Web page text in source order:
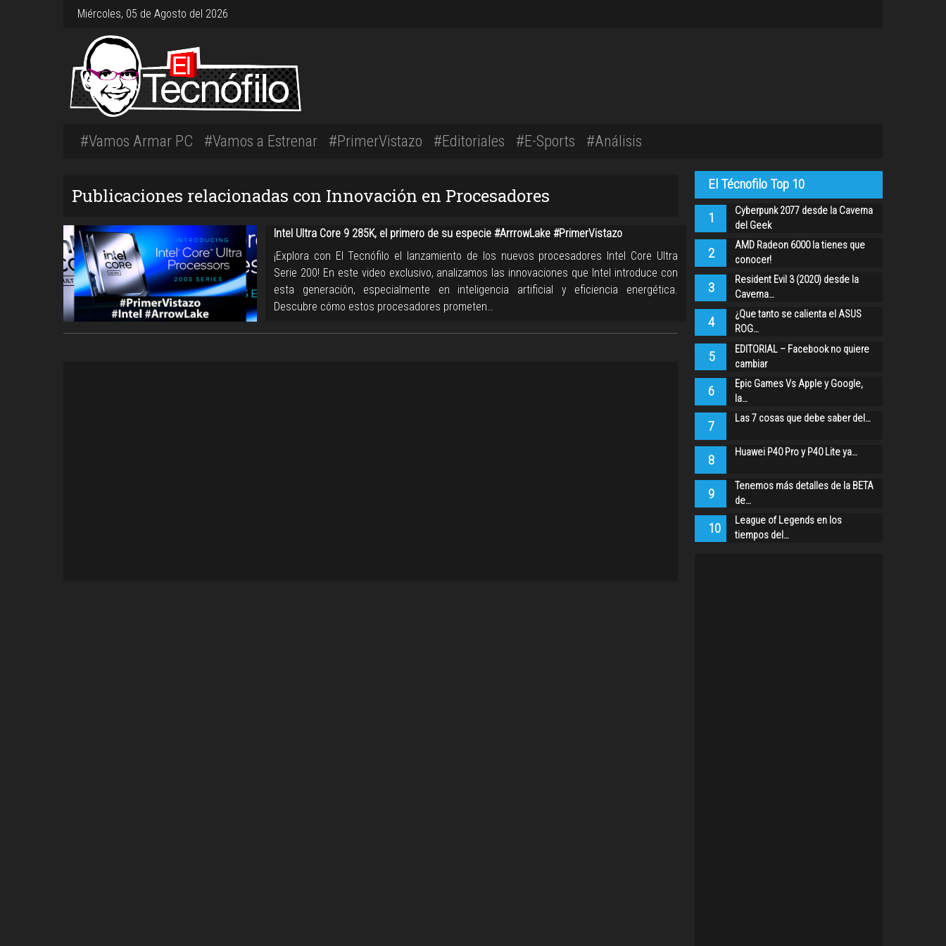
Miércoles, 05 de Agosto del 2026
#Vamos Armar PC #Vamos a Estrenar #PrimerVistazo #Editoriales #E-Sports #Análisis
Publicaciones relacionadas con Innovación en Procesadores
Intel Ultra Core 9 285K, el primero de su especie #ArrrowLake #PrimerVistazo
¡Explora con El Tecnófilo el lanzamiento de los nuevos procesadores Intel Core Ultra
Serie 200! En este video exclusivo, analizamos las innovaciones que Intel introduce con
esta generación, especialmente en inteligencia artificial y eficiencia energética.
Descubre cómo estos procesadores prometen…
El Técnofilo Top 10
1
Cyberpunk 2077 desde la Caverna
del Geek
2
AMD Radeon 6000 la tienes que
conocer!
3
Resident Evil 3 (2020) desde la
Caverna…
4
¿Que tanto se calienta el ASUS
ROG…
5
EDITORIAL – Facebook no quiere
cambiar
6
Epic Games Vs Apple y Google,
la…
7 Las 7 cosas que debe saber del…
8 Huawei P40 Pro y P40 Lite ya…
9
Tenemos más detalles de la BETA
de…
10
League of Legends en los
tiempos del…